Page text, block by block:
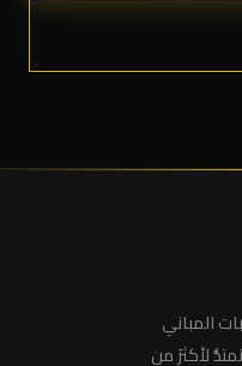
المباني
لأكثرَ من